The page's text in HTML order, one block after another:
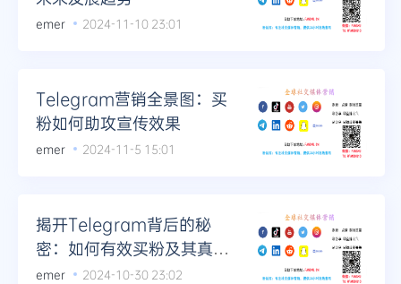
emer 2024-11-10 23:01
Telegram营销全景图：买
粉如何助攻宣传效果
emer 2024-11-5 15:01
揭开Telegram背后的秘
密：如何有效买粉及其真实
影响
emer 2024-10-30 23:02